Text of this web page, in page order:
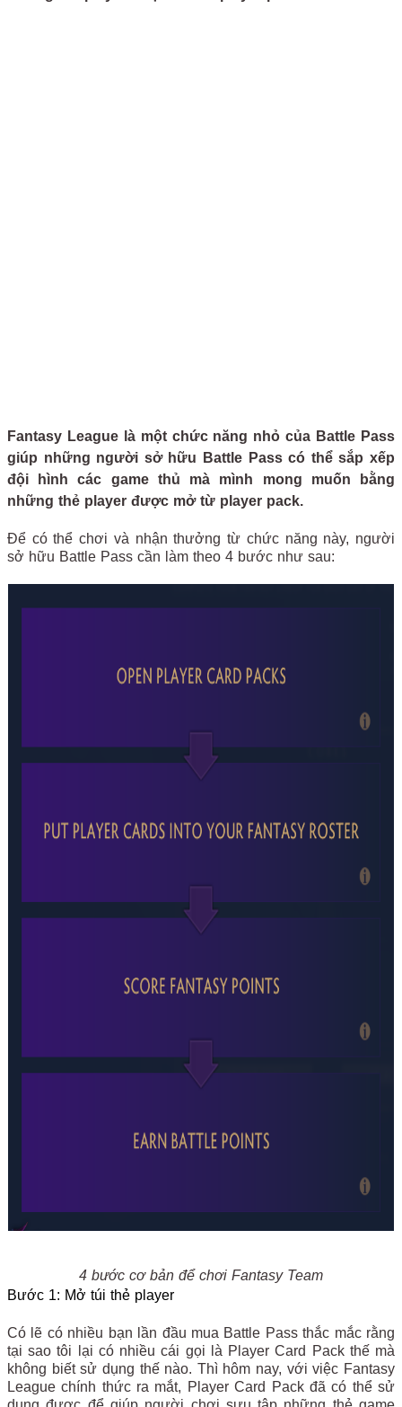
Fantasy League là một chức năng nhỏ của Battle Pass
giúp những người sở hữu Battle Pass có thể sắp xếp
đội hình các game thủ mà mình mong muốn bằng
những thẻ player được mở từ player pack.
Để có thể chơi và nhận thưởng từ chức năng này, người
sở hữu Battle Pass cần làm theo 4 bước như sau:
4 bước cơ bản để chơi Fantasy Team
Bước 1: Mở túi thẻ player
Có lẽ có nhiều bạn lần đầu mua Battle Pass thắc mắc rằng
tại sao tôi lại có nhiều cái gọi là Player Card Pack thế mà
không biết sử dụng thế nào. Thì hôm nay, với việc Fantasy
League chính thức ra mắt, Player Card Pack đã có thể sử